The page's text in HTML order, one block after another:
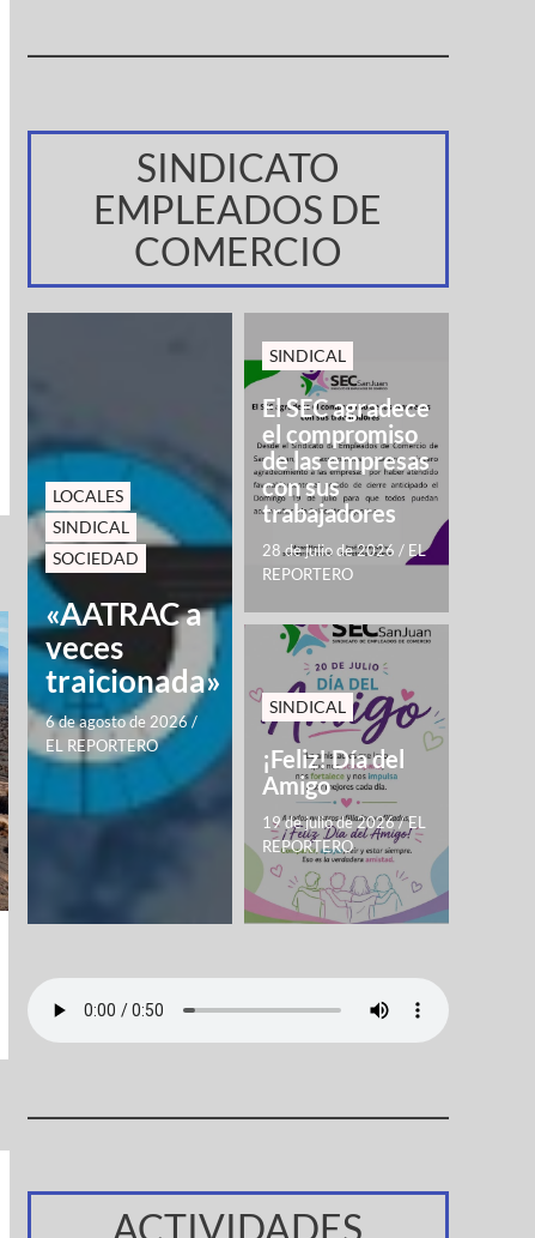
SINDICATO
EMPLEADOS DE
COMERCIO
LOCALES
SINDICAL
SOCIEDAD
«AATRAC a
veces
traicionada»
6 de agosto de 2026/
EL REPORTERO
SINDICAL
El SEC agradece
el compromiso
de las empresas
con sus
trabajadores
28 de julio de 2026 / EL
REPORTERO
SINDICAL
¡Feliz! Día del
Amigo
19 de julio de 2026/EL
REPORTERO
ACTIVIDADES